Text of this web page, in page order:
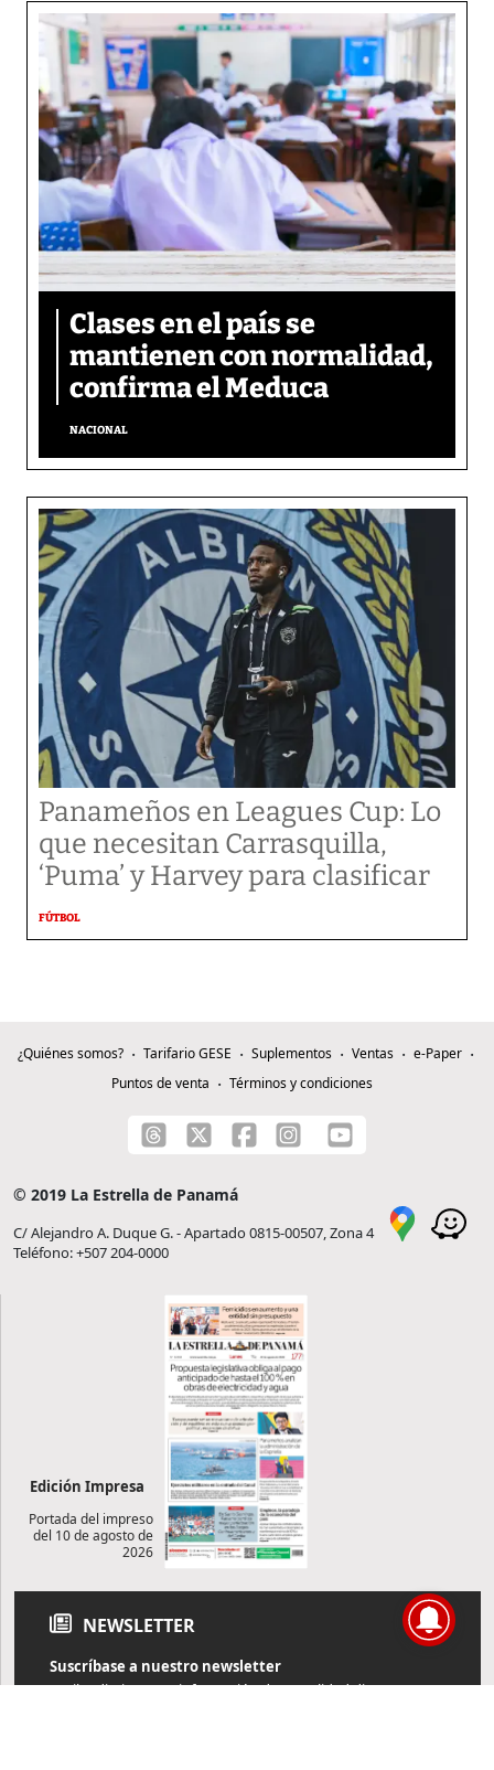
Clases en el país se
mantienen con normalidad,
confirma el Meduca
NACIONAL
Panameños en Leagues Cup: Lo
que necesitan Carrasquilla,
‘Puma’ y Harvey para clasificar
FÚTBOL
¿Quiénes somos? Tarifario GESE Suplementos Ventas
e-Paper
Puntos de venta
Términos y condiciones
© 2019 La Estrella de Panamá
C/ Alejandro A. Duque G. - Apartado 0815-00507, Zona 4
Teléfono: +507 204-0000
Edición Impresa
Portada del impreso
del 10 de agosto de
2026
NEWSLETTER
Suscríbase a nuestro newsletter
Reciba diariamente información de actualidad directamente en